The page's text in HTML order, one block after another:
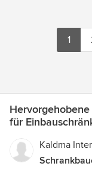
1
für
Kaldma